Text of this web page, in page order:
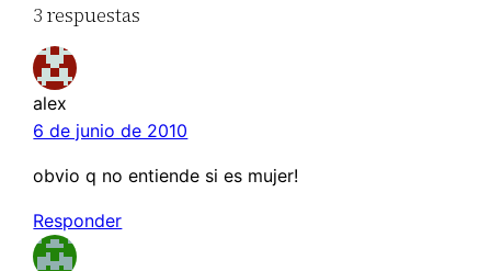
3 respuestas
alex
6 de junio de 2010
obvio q no entiende si es mujer!
Responder